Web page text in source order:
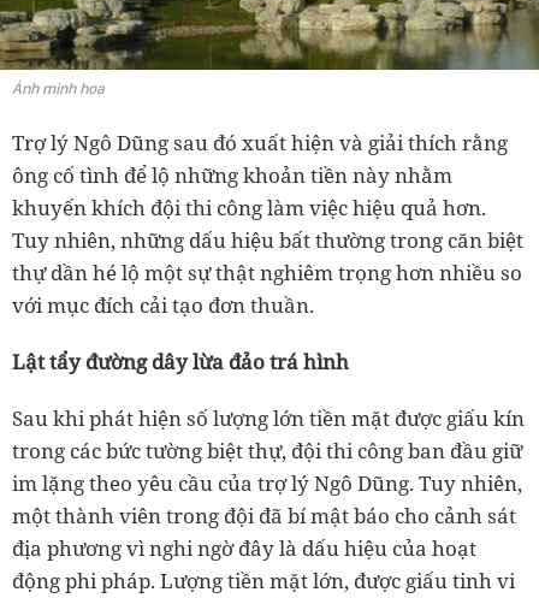
Ảnh minh hoạ
Trợ lý Ngô Dũng sau đó xuất hiện và giải thích rằng
ông cố tình để lộ những khoản tiền này nhằm
khuyến khích đội thi công làm việc hiệu quả hơn.
Tuy nhiên, những dấu hiệu bất thường trong căn biệt
thự dần hé lộ một sự thật nghiêm trọng hơn nhiều so
với mục đích cải tạo đơn thuần.
Lật tẩy đường dây lừa đảo trá hình
Sau khi phát hiện số lượng lớn tiền mặt được giấu kín
trong các bức tường biệt thự, đội thi công ban đầu giữ
im lặng theo yêu cầu của trợ lý Ngô Dũng. Tuy nhiên,
một thành viên trong đội đã bí mật báo cho cảnh sát
địa phương vì nghi ngờ đây là dấu hiệu của hoạt
động phi pháp. Lượng tiền mặt lớn, được giấu tinh vi